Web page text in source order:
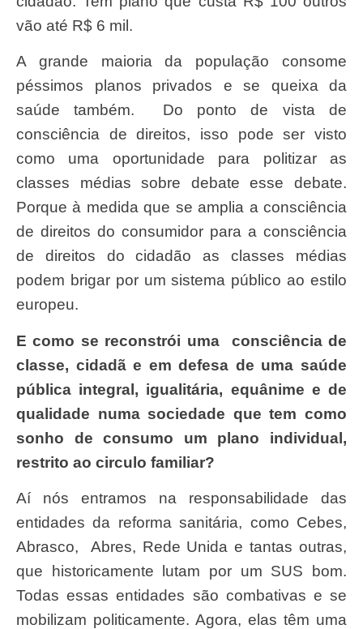
vão até R$ 6 mil.
A grande maioria da população consome
péssimos planos privados e se queixa da
saúde também. Do ponto de vista de
consciência de direitos, isso pode ser visto
como uma oportunidade para politizar as
classes médias sobre debate esse debate.
Porque à medida que se amplia a consciência
de direitos do consumidor para a consciência
de direitos do cidadão as classes médias
podem brigar por um sistema público ao estilo
europeu.
E como se reconstrói uma consciência de
classe, cidadã e em defesa de uma saúde
pública integral, igualitária, equânime e de
qualidade numa sociedade que tem como
sonho de consumo um plano individual,
restrito ao circulo familiar?
Aí nós entramos na responsabilidade das
entidades da reforma sanitária, como Cebes,
Abrasco, Abres, Rede Unida e tantas outras,
que historicamente lutam por um SUS bom.
Todas essas entidades são combativas e se
mobilizam politicamente. Agora, elas têm uma